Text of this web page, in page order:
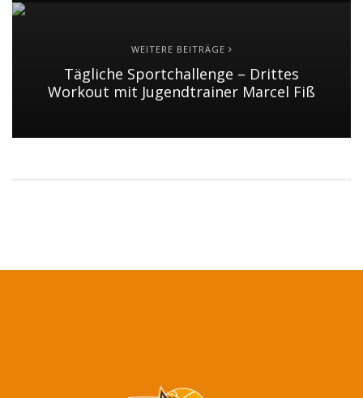
WEITERE BEITRÄGE
Tägliche Sportchallenge – Drittes
Workout mit Jugendtrainer Marcel Fiß